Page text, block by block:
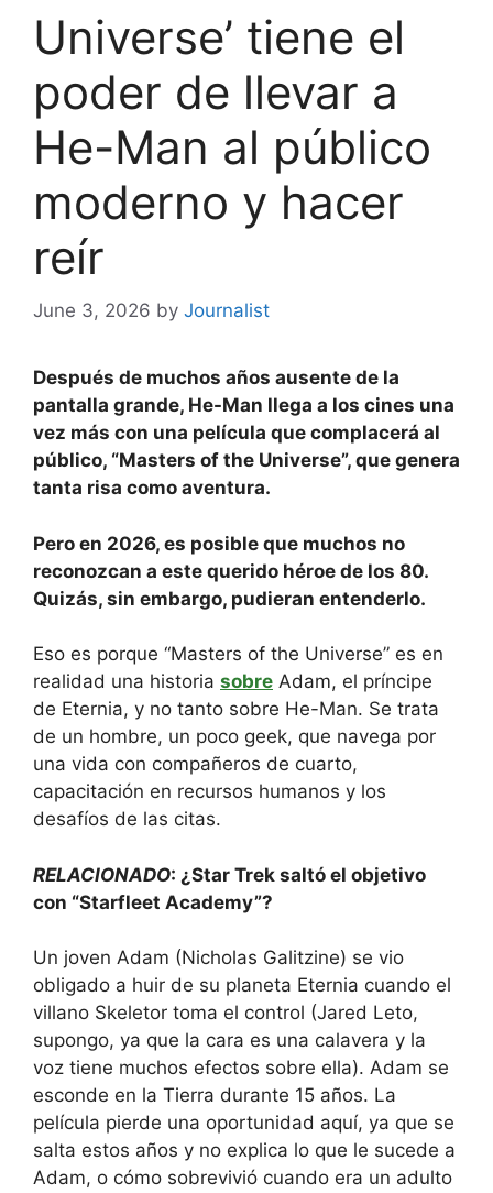
Universe’ tiene el
poder de llevar a
He-Man al público
moderno y hacer
reír
June 3, 2026 by Journalist
Después de muchos años ausente de la
pantalla grande, He-Man llega a los cines una
vez más con una película que complacerá al
público, “Masters of the Universe”, que genera
tanta risa como aventura.
Pero en 2026, es posible que muchos no
reconozcan a este querido héroe de los 80.
Quizás, sin embargo, pudieran entenderlo.
Eso es porque “Masters of the Universe” es en
realidad una historia sobre Adam, el príncipe
de Eternia, y no tanto sobre He-Man. Se trata
de un hombre, un poco geek, que navega por
una vida con compañeros de cuarto,
capacitación en recursos humanos y los
desafíos de las citas.
RELACIONADO: ¿Star Trek saltó el objetivo
con “Starfleet Academy”?
Un joven Adam (Nicholas Galitzine) se vio
obligado a huir de su planeta Eternia cuando el
villano Skeletor toma el control (Jared Leto,
supongo, ya que la cara es una calavera y la
voz tiene muchos efectos sobre ella). Adam se
esconde en la Tierra durante 15 años. La
película pierde una oportunidad aquí, ya que se
salta estos años y no explica lo que le sucede a
Adam, o cómo sobrevivió cuando era un adulto